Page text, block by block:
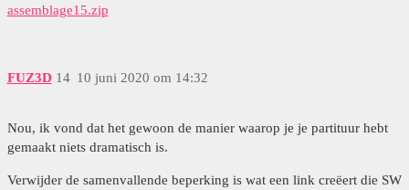
assemblage15.zip
FUZ3D 10 juni 2020 om 14:32
14
Nou, ik vond dat het gewoon de manier waarop je je partituur hebt
gemaakt niets dramatisch is.
Verwijder de samenvallende beperking is wat een link creëert die SW